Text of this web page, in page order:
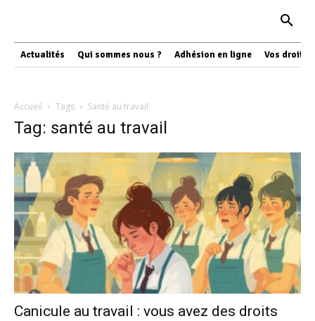
Actualités Qui sommes nous ? Adhésion en ligne Vos droits
Accueil Tags Santé au travail
Tag: santé au travail
Canicule au travail : vous avez des droits